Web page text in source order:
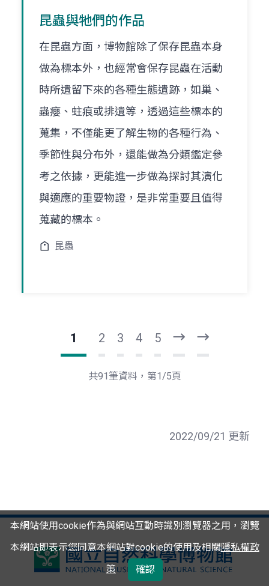
昆蟲與牠們的作品
在昆蟲方面，博物館除了保存昆蟲本身
做為標本外，也經常會保存昆蟲在活動
時所遺留下來的各種生態遺跡，如巢、
蟲癭、蛀痕或排遺等，透過這些標本的
蒐集，不僅能更了解生物的各種行為、
季節性與分布外，還能做為分類鑑定參
考之依據，更能進一步做為探討其演化
與適應的重要物證，是非常重要且值得
蒐藏的標本。
昆蟲
1 2 3 4 5
一
頁
後
共91筆資料，第1/5頁
2022/09/21 更新
國
本網站使用cookie作為與網站互動時識別瀏覽器之用，瀏覽
本網站即表示您同意本網站對cookie的使用及相關隱私權政
策
確認